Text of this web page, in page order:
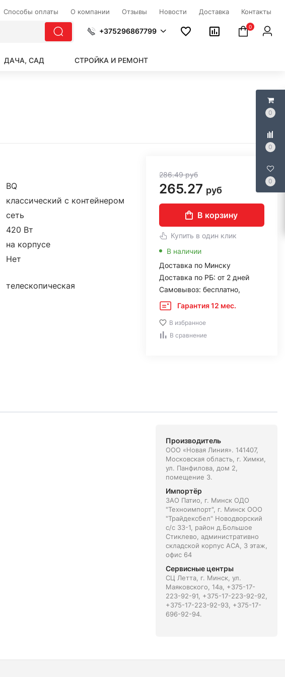
0
0
0
Способы оплаты О компании Отзывы Новости Доставка Контакты
+375296867799
0
ДАЧА, САД СТРОЙКА И РЕМОНТ
BQ
классический с контейнером
сеть
420 Вт
на корпусе
Нет
телескопическая
286.49руб
265.27 руб
В корзину
Купить в один клик
В наличии
Доставка по Минску
Доставка по РБ: от 2 дней
Самовывоз: бесплатно,
Гарантия 12 мес.
В избранное
В сравнение
Производитель
ООО «Новая Линия». 141407,
Московская область, г. Химки,
ул. Панфилова, дом 2,
помещение 3.
Импортёр
ЗАО Патио, г. Минск ОДО
"Техноимпорт", г. Минск ООО
"Трайдексбел" Новодворский
с/с 33-1, район д.Большое
Стиклево, административно
складской корпус АСА, 3 этаж,
офис 64
Сервисные центры
СЦ Летта, г. Минск, ул.
Маяковского, 14а, +375-17-
223-92-91, +375-17-223-92-92,
+375-17-223-92-93, +375-17-
696-92-94.